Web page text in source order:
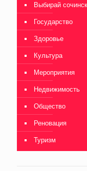
Выбирай
Государство
Здоровье
Культура
Мероприятия
Недвижимость
Общество
Реновация
Туризм